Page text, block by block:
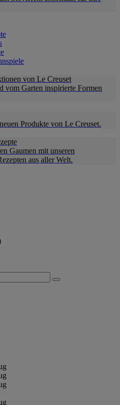
von Le Creuset
vom Garten inspirierte Formen
Produkte von Le Creuset.
Gaumen mit unseren
aus aller Welt.